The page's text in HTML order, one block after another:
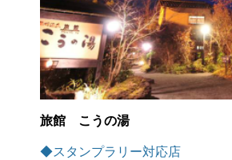
旅館 こうの湯
◆スタンプラリー対応店